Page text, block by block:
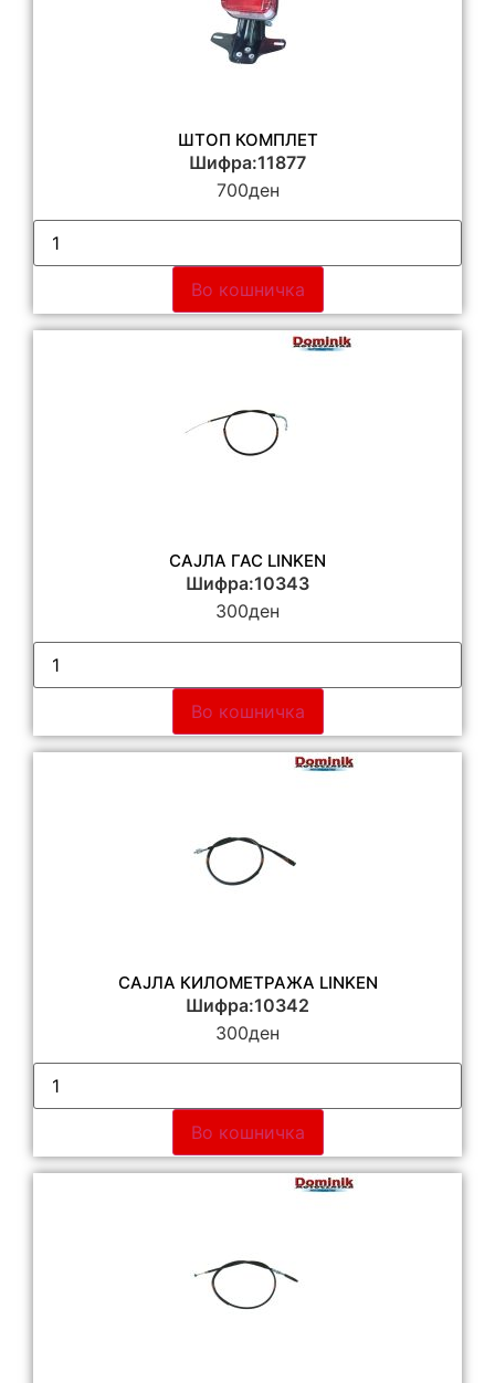
ШТОП КОМПЛЕТ
Шифра:11877
700ден
Во кошничка
САЈЛА ГАС LINKEN
Шифра:10343
300ден
Во кошничка
САЈЛА КИЛОМЕТРАЖА LINKEN
Шифра:10342
300ден
Во кошничка